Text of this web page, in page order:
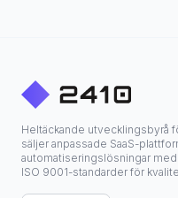
Heltäckande utvecklingsbyrå
säljer anpassade SaaS-
automatiseringslösningar
ISO 9001-standarder för